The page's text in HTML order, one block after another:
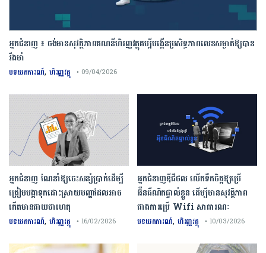
អ្នកជំនាញ ៖ ចង់មានសុវត្ថិភាពគណនីហិរញ្ញវត្ថុគប្បីបង្កើនប្រសិទ្ធភាពលេខសម្ងាត់ឱ្យបាន
រឹងមាំ
បទយកការណ៍, ហិរញ្ញវត្ថុ • 09/04/2026
អ្នកជំនាញឌីជីថល លើកទឹកចិត្តឱ្យប្រើ
អ៊ីនធឺណិតផ្ទាល់ខ្លួន ដើម្បីមានសុវត្ថិភាព
ជាងការប្រើ Wifi​ សាធារណៈ
បទយកការណ៍, ហិរញ្ញវត្ថុ • 10/03/2026
អ្នកជំនាញ ណែនាំឱ្យចេះសន្សំប្រាក់ដើម្បី
ត្រៀមបង្កាទុកដោះស្រាយបញ្ហាដែលអាច
កើតមានជាយថាហេតុ
បទយកការណ៍, ហិរញ្ញវត្ថុ • 16/02/2026